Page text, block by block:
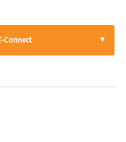
Connect